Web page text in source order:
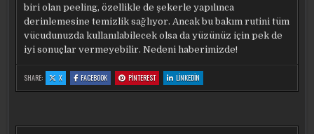
biri olan peeling, özellikle de şekerle yapılınca
derinlemesine temizlik sağlıyor. Ancak bu bakım rutini tüm
vücudunuzda kullanılabilecek olsa da yüzünüz için pek de
iyi sonuçlar vermeyebilir. Nedeni haberimizde!
SHARE: X:
YÜZÜ
HEM
‘PEELING’
FACEBOOK:
YÜZÜ
HEM
‘PEELING’
PINTEREST:
YÜZÜ
HEM
‘PEELING’
LINKEDIN
YÜZÜ
HEM
‘PEELING’